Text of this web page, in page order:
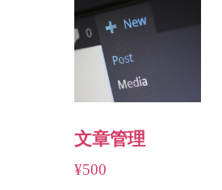
文章管理
¥500